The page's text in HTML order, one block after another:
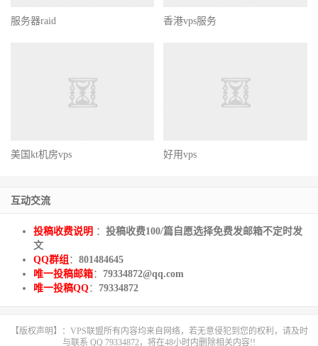
服务器raid 香港vps服务
美国kt机房vps 好用vps
互动交流
投稿收费说明 ： 投稿收费100/篇自愿选择免费发邮箱不定时发
文
QQ群组 ： 801484645
唯一投稿邮箱： 79334872@qq.com
唯一投稿QQ： 79334872
【版权声明】：VPS联盟所有内容均来自网络，若无意侵犯到您的权利，请及时
与联系 QQ 79334872，将在48小时内删除相关内容!!